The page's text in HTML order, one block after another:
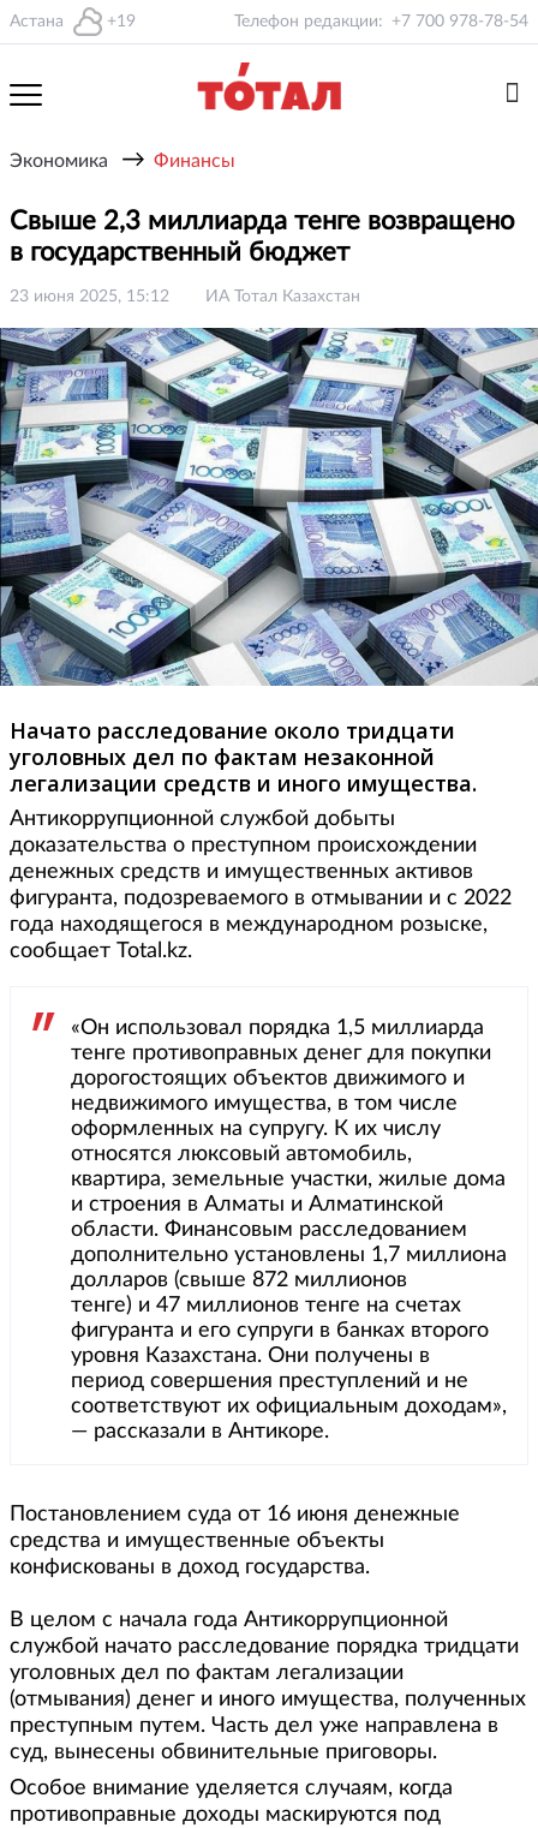
Астана +19 Телефон редакции: +7 700 978-78-54
Экономика → Финансы
Свыше 2,3 миллиарда тенге возвращено
в государственный бюджет
23 июня 2025, 15:12 ИА Тотал Казахстан
Начато расследование около тридцати
уголовных дел по фактам незаконной
легализации средств и иного имущества.
Антикоррупционной службой добыты
доказательства о преступном происхождении
денежных средств и имущественных активов
фигуранта, подозреваемого в отмывании и с 2022
года находящегося в международном розыске,
сообщает Total.kz.
«Он использовал порядка 1,5 миллиарда
тенге противоправных денег для покупки
дорогостоящих объектов движимого и
недвижимого имущества, в том числе
оформленных на супругу. К их числу
относятся люксовый автомобиль,
квартира, земельные участки, жилые дома
и строения в Алматы и Алматинской
области. Финансовым расследованием
дополнительно установлены 1,7 миллиона
долларов (свыше 872 миллионов
тенге) и 47 миллионов тенге на счетах
фигуранта и его супруги в банках второго
уровня Казахстана. Они получены в
период совершения преступлений и не
соответствуют их официальным доходам»,
— рассказали в Антикоре.
Постановлением суда от 16 июня денежные
средства и имущественные объекты
конфискованы в доход государства.
В целом с начала года Антикоррупционной
службой начато расследование порядка тридцати
уголовных дел по фактам легализации
(отмывания) денег и иного имущества, полученных
преступным путем. Часть дел уже направлена в
суд, вынесены обвинительные приговоры.
Особое внимание уделяется случаям, когда
противоправные доходы маскируются под